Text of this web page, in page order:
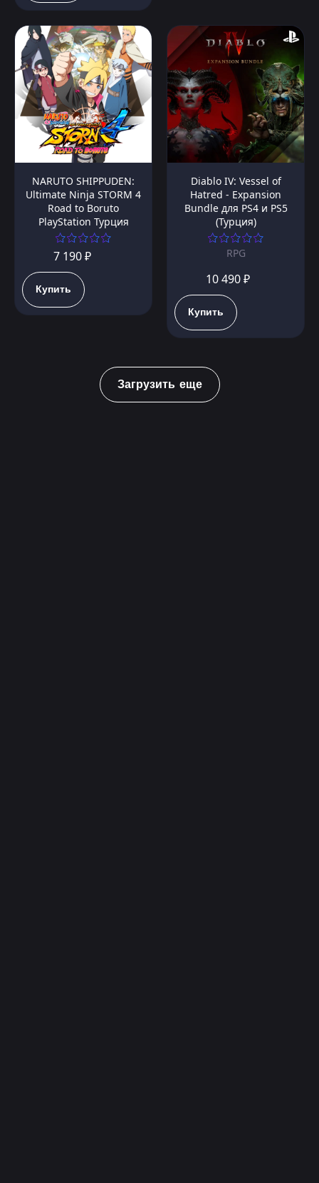
NARUTO SHIPPUDEN:
Ultimate Ninja STORM 4
Road to Boruto
PlayStation Турция
7 190 ₽
Купить
Diablo IV: Vessel of
Hatred - Expansion
Bundle для PS4 и PS5
(Турция)
RPG
10 490 ₽
Купить
Загрузить еще